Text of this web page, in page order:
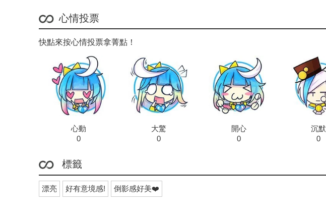
心情投票
快點來按心情投票拿菁點！
心動
0
大驚
0
開心
0
沉默
0
標籤
漂亮 好有意境感! 倒影感好美❤️